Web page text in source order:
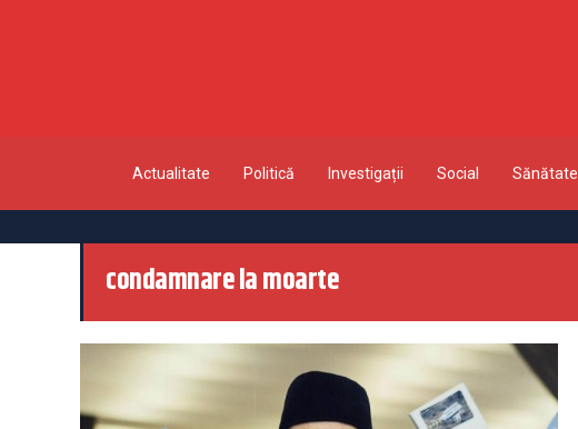
Actualitate Politică Investigații Social Sănătate
condamnare la moarte